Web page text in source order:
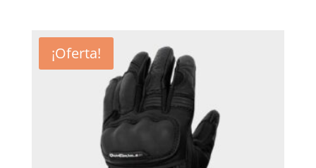
era:
59,90€.
es:
53,91€.
¡Oferta!